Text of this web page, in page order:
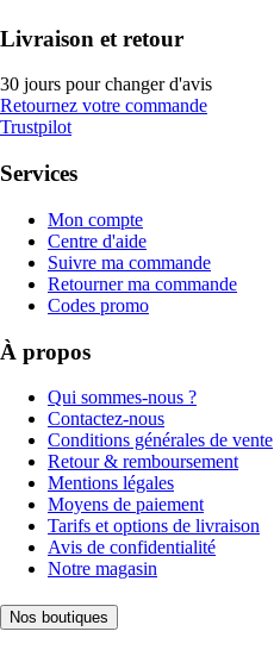
Livraison et retour
30 jours pour changer d'avis
Retournez votre commande
Trustpilot
Services
Mon compte
Centre d'aide
Suivre ma commande
Retourner ma commande
Codes promo
À propos
Qui sommes-nous ?
Contactez-nous
Conditions générales de vente
Retour & remboursement
Mentions légales
Moyens de paiement
Tarifs et options de livraison
Avis de confidentialité
Notre magasin
Nos boutiques